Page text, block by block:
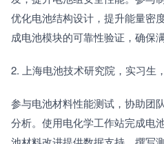
优化电池结构设计，提升能量密
成电池模块的可靠性验证，确保
2. 上海电池技术研究院，实习生
参与电池材料性能测试，协助团
分析。使用电化学工作站完成电